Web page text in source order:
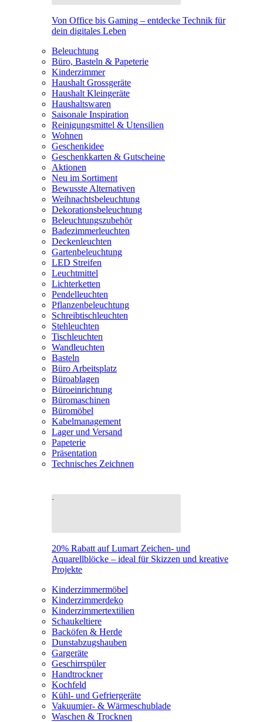
Von Office bis Gaming – entdecke Technik für
dein digitales Leben
Beleuchtung
Büro, Basteln & Papeterie
Kinderzimmer
Haushalt Grossgeräte
Haushalt Kleingeräte
Haushaltswaren
Saisonale Inspiration
Reinigungsmittel & Utensilien
Wohnen
Geschenkidee
Geschenkkarten & Gutscheine
Aktionen
Neu im Sortiment
Bewusste Alternativen
Weihnachtsbeleuchtung
Dekorationsbeleuchtung
Beleuchtungszubehör
Badezimmerleuchten
Deckenleuchten
Gartenbeleuchtung
LED Streifen
Leuchtmittel
Lichterketten
Pendelleuchten
Pflanzenbeleuchtung
Schreibtischleuchten
Stehleuchten
Tischleuchten
Wandleuchten
Basteln
Büro Arbeitsplatz
Büroablagen
Büroeinrichtung
Büromaschinen
Büromöbel
Kabelmanagement
Lager und Versand
Papeterie
Präsentation
Technisches Zeichnen
20% Rabatt auf Lumart Zeichen- und
Aquarellblöcke – ideal für Skizzen und kreative
Projekte
Kinderzimmermöbel
Kinderzimmerdeko
Kinderzimmertextilien
Schaukeltiere
Backöfen & Herde
Dunstabzugshauben
Gargeräte
Geschirrspüler
Handtrockner
Kochfeld
Kühl- und Gefriergeräte
Vakuumier- & Wärmeschublade
Waschen & Trocknen